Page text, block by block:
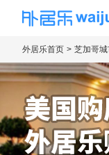
海外房产
外居乐首页 芝加哥城